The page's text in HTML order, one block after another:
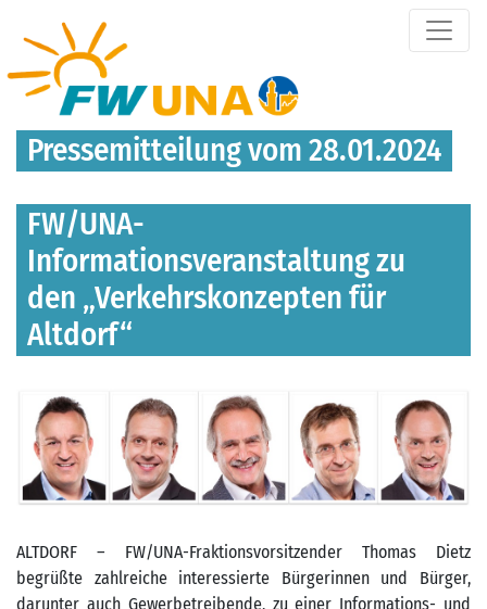
Pressemitteilung vom 28.01.2024
FW/UNA-
Informationsveranstaltung zu
den „Verkehrskonzepten für
Altdorf“
ALTDORF – FW/UNA-Fraktionsvorsitzender Thomas Dietz
begrüßte zahlreiche interessierte Bürgerinnen und Bürger,
darunter auch Gewerbetreibende, zu einer Informations- und